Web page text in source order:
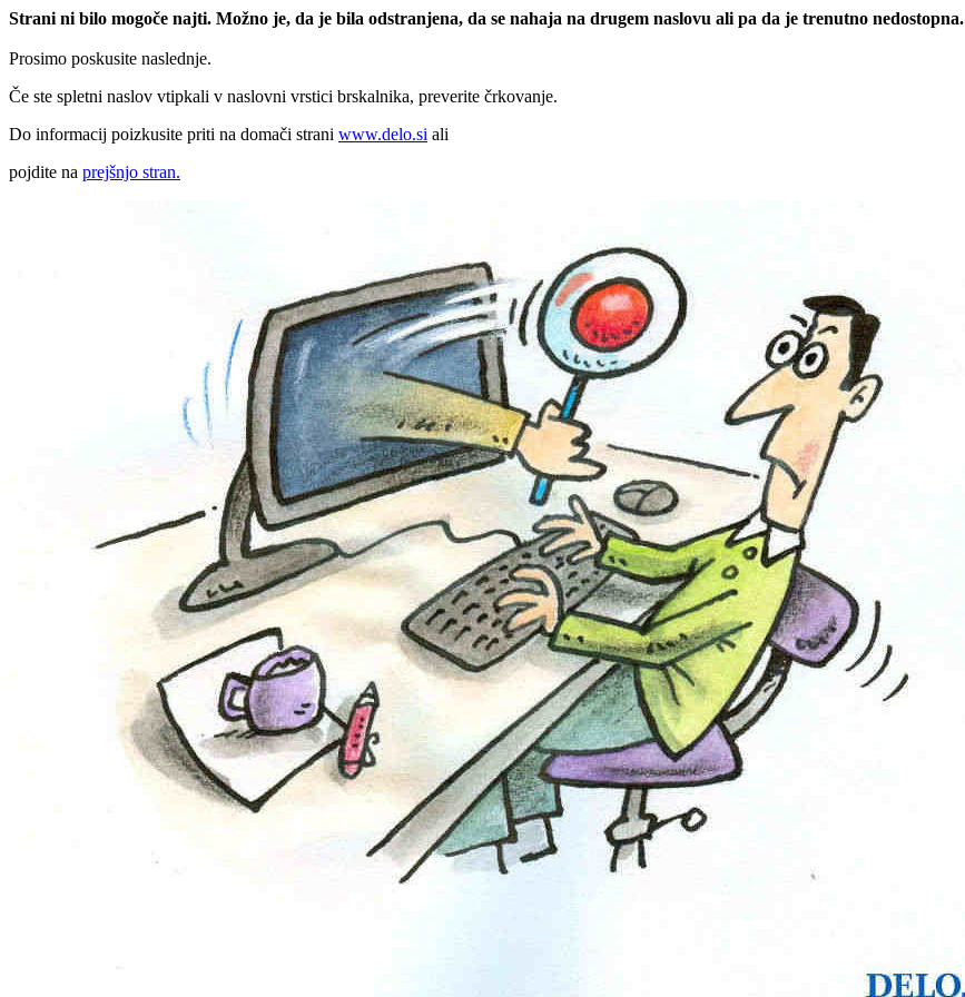
Strani ni bilo mogoče najti. Možno je, da je bila odstranjena, da se nahaja na drugem naslovu ali pa da je trenutno nedostopna.
Prosimo poskusite naslednje.
Če ste spletni naslov vtipkali v naslovni vrstici brskalnika, preverite črkovanje.
Do informacij poizkusite priti na domači strani www.delo.si ali
pojdite na prejšnjo stran.